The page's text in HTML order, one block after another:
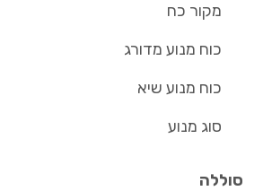
מקור כח
כוח מנוע מדורג
כוח מנוע שיא
סוג מנוע
סוללה